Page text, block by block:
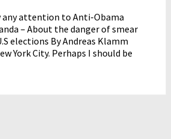
any attention to Anti-Obama
– About the danger of smear
elections By Andreas Klamm
York City. Perhaps I should be